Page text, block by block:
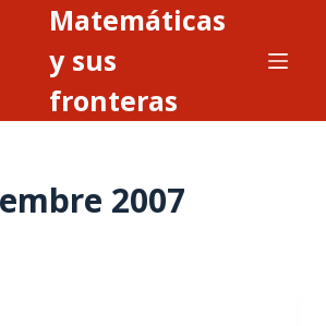
Matemáticas
y sus
fronteras
2007